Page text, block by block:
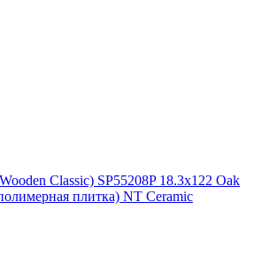
Classic) SP55208P 18.3х122 Oak
плитка) NT Ceramic